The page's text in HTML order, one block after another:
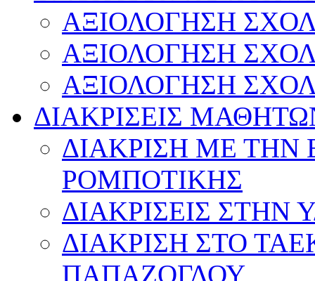
ΑΞΙΟΛΟΓΗΣΗ
ΑΞΙΟΛΟΓΗΣΗ
ΑΞΙΟΛΟΓΗΣΗ
ΔΙΑΚΡΙΣΕΙΣ
ΔΙΑΚΡΙΣΗ ΜΕ
ΡΟΜΠΟΤΙΚΗΣ
ΔΙΑΚΡΙΣΕΙΣ ΣΤΗΝ
ΔΙΑΚΡΙΣΗ ΣΤΟ
ΠΑΠΑΖΟΓΛΟΥ